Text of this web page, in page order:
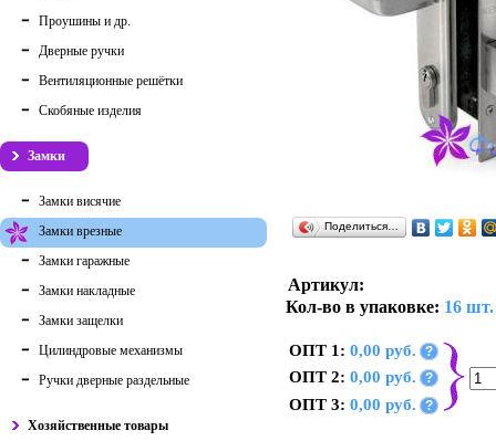
Проушины и др.
Дверные ручки
Вентиляционные решётки
Скобяные изделия
Замки
Замки висячие
Замки врезные
Замки гаражные
Замки накладные
Замки защелки
Цилиндровые механизмы
Ручки дверные раздельные
Хозяйственные товары
Поделиться…
Артикул:
Кол-во в упаковке: 16 шт.
ОПТ 1: 0,00 руб. ?
ОПТ 2: 0,00 руб. ?
ОПТ 3: 0,00 руб. ?